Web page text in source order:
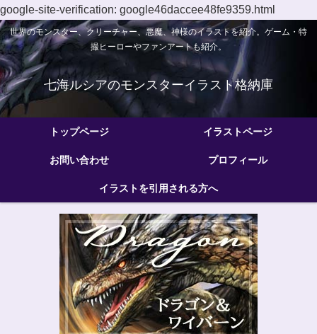
google-site-verification: google46daccee48fe9359.html
世界のモンスター、クリーチャー、悪魔、神様のイラストを紹介。ゲーム・特
撮ヒーローやファンアートも紹介。
七海ルシアのモンスターイラスト格納庫
トップページ イラストページ
お問い合わせ プロフィール
イラストを引用される方へ